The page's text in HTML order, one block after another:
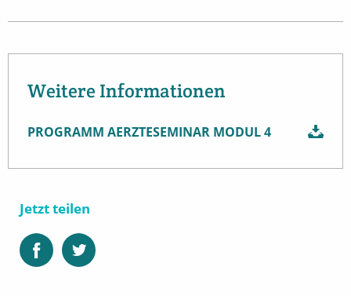
Weitere Informationen
PROGRAMM AERZTESEMINAR MODUL 4
Jetzt teilen